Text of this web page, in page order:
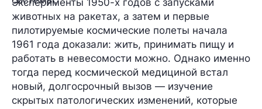
животных на ракетах, а затем и первые
пилотируемые космические полеты начала
1961 года доказали: жить, принимать пищу и
работать в невесомости можно. Однако именно
тогда перед космической медициной встал
новый, долгосрочный вызов — изучение
скрытых патологических изменений, которые